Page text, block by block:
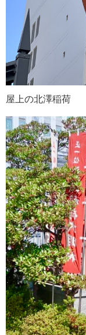
屋上の北澤稲荷